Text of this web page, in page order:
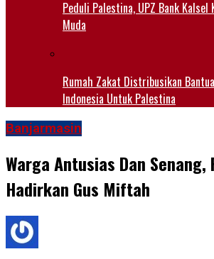
Peduli Palestina, UPZ Bank
Muda
Rumah Zakat Distribusikan
Indonesia Untuk Palestina
Banjarmasin
Warga Antusias Dan Senang,
Hadirkan Gus Miftah